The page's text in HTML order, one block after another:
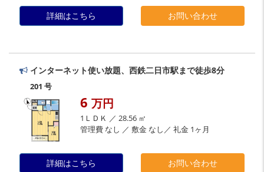
詳細はこちら お問い合わせ
インターネット使い放題、西鉄二日市駅まで徒歩8分
201 号
6 万円
1ＬＤＫ ／ 28.56 ㎡
管理費 なし ／ 敷金 なし／ 礼金 1ヶ月
詳細はこちら お問い合わせ